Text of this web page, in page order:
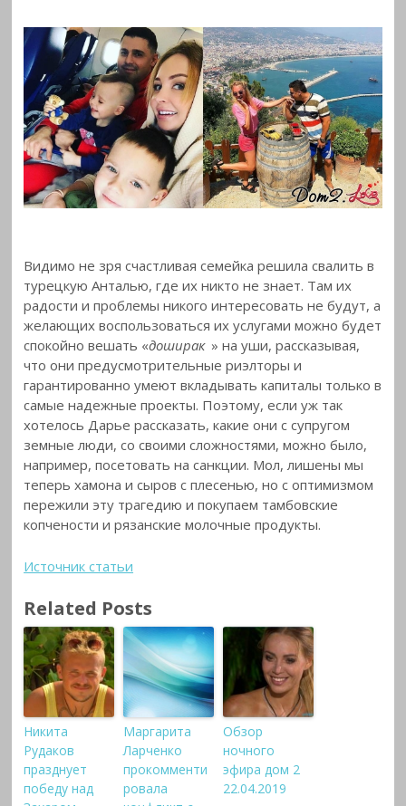
Видимо не зря счастливая семейка решила свалить в
турецкую Анталью, где их никто не знает. Там их
радости и проблемы никого интересовать не будут, а
желающих воспользоваться их услугами можно будет
спокойно вешать «доширак » на уши, рассказывая,
что они предусмотрительные риэлторы и
гарантированно умеют вкладывать капиталы только в
самые надежные проекты. Поэтому, если уж так
хотелось Дарье рассказать, какие они с супругом
земные люди, со своими сложностями, можно было,
например, посетовать на санкции. Мол, лишены мы
теперь хамона и сыров с плесенью, но с оптимизмом
пережили эту трагедию и покупаем тамбовские
копчености и рязанские молочные продукты.
Источник статьи
Related Posts
Никита
Рудаков
празднует
победу над
Маргарита
Ларченко
прокомменти
ровала
Обзор
ночного
эфира дом 2
22.04.2019